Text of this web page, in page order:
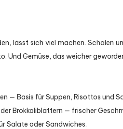
lässt sich viel machen. Schalen
Und Gemüse, das weicher
— Basis für Suppen, Risottos und
Brokkoliblättern — frischer
Salate oder Sandwiches.